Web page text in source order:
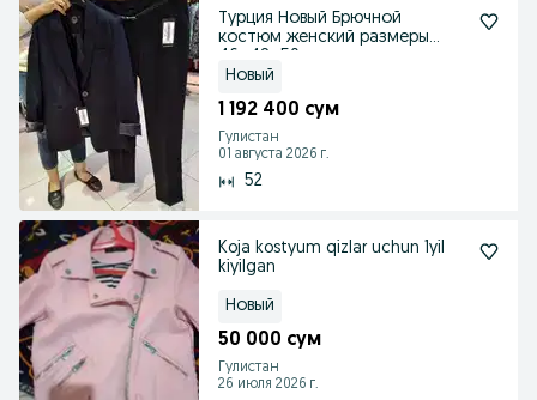
Турция Новый Брючной
костюм женский размеры
Новый
1 192 400 сум
Гулистан
01 августа 2026 г.
52
Koja kostyum qizlar uchun 1yil
kiyilgan
Новый
50 000 сум
Гулистан
26 июля 2026 г.